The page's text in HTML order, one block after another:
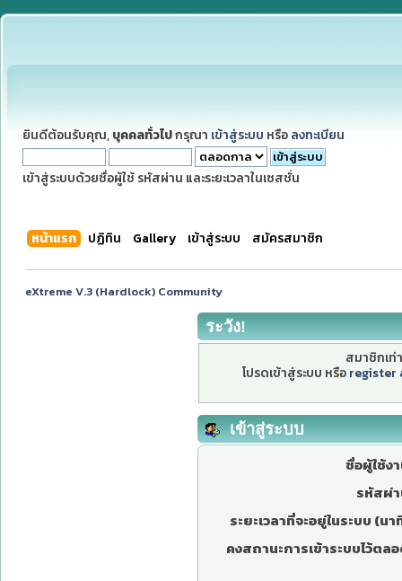
ยินดีต้อนรับคุณ, บุคคลทั่วไปกรุณา เข้าสู่ระบบ หรือ ลงทะเบียน
เข้าสู่ระบบด้วยชื่อผู้ใช้ รหัสผ่าน และระยะเวลาในเซสชั่น
หน้าแรก ปฏิทิน Gallery เข้าสู่ระบบ สมัครสมาชิก
eXtreme V.3 (Hardlock) Community
ระวัง!
สมาชิกเท่
โปรดเข้าสู่ระบบ หรือ register
เข้าสู่ระบบ
ชื่อผู้ใช้ง
รหัสผ่
ระยะเวลาที่จะอยู่ในระบบ (นา
คงสถานะการเข้าระบบไว้ตล